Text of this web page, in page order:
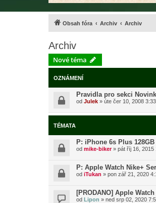
Obsah fóra Archiv Archiv
Archiv
Nové téma
OZNÁMENÍ
Pravidla pro sekci
od Julek » úte čer 10, 2008
TÉMATA
P: iPhone 6s Plus
od mike-biker» pát říj 16, 2015
P: Apple Watch Nike+
od iTukan » pon zář 21, 2020
[PRODANO] Apple
od Lipon » ned srp 02, 2020